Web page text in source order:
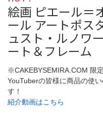
絵画 ピエール＝
ール アートポス
ュスト・ルノワ
ート＆フレーム
※CAKEBYSEMIRA.COM 限
YouTuberの皆様に商品の使
す！
紹介動画はこちら